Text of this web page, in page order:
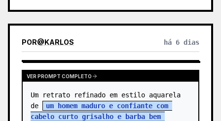
POR@KARLOS há 6 dias
VER PROMPT COMPLETO
Um retrato refinado em estilo aquarela
de
um homem maduro e confiante com
cabelo curto grisalho e barba bem